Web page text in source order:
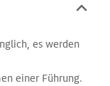
es werden
einer Führung.